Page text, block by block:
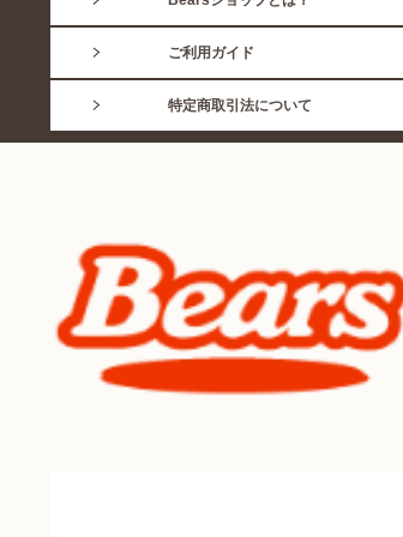
ご利用ガイド
特定商取引法について